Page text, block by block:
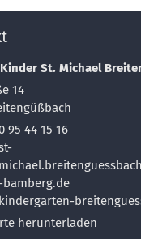
St. Michael
14
95 44 15 16
-bamberg.de
kindergarten-
herunterladen